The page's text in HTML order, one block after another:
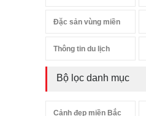
Đặc sản vùng miền
Thông tin du lịch
Bộ lọc danh mục
Cảnh đẹp miền Bắc